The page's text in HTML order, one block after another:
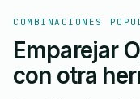
COMBINACIONES
Emparejar
con otra